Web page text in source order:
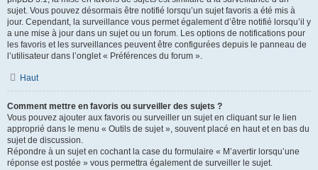
sujet. Vous pouvez désormais être notifié lorsqu’un sujet favoris a été mis à
jour. Cependant, la surveillance vous permet également d’être notifié lorsqu’il y
a une mise à jour dans un sujet ou un forum. Les options de notifications pour
les favoris et les surveillances peuvent être configurées depuis le panneau de
l’utilisateur dans l’onglet « Préférences du forum ».
Haut
Comment mettre en favoris ou surveiller des sujets ?
Vous pouvez ajouter aux favoris ou surveiller un sujet en cliquant sur le lien
approprié dans le menu « Outils de sujet », souvent placé en haut et en bas du
sujet de discussion.
Répondre à un sujet en cochant la case du formulaire « M’avertir lorsqu’une
réponse est postée » vous permettra également de surveiller le sujet.